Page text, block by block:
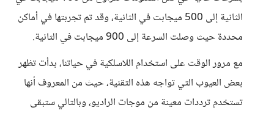
الثانية إلى 500 ميجابت في الثانية، وقد تم تجربتها في أماكن
محددة حيث وصلت السرعة إلى 900 ميجابت في الثانية.
مع مرور الوقت على استخدام اللاسلكية في حياتنا، بدأت تظهر
بعض العيوب التي تواجه هذه التقنية، حيث من المعروف أنها
تستخدم ترددات معينة من موجات الراديو، وبالتالي ستبقى